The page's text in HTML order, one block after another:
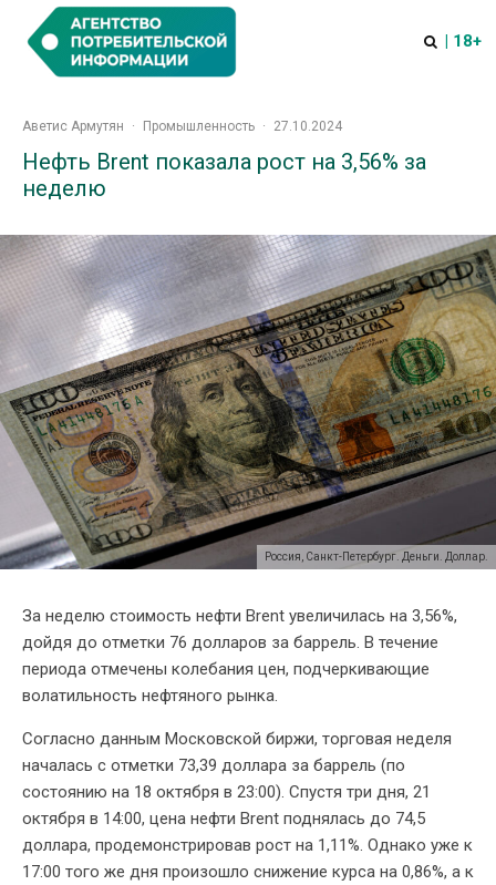
| 18+
Аветис Армутян · Промышленность · 27.10.2024
Нефть Brent показала рост на 3,56% за
неделю
Россия, Санкт-Петербург. Деньги. Доллар.
За неделю стоимость нефти Brent увеличилась на 3,56%,
дойдя до отметки 76 долларов за баррель. В течение
периода отмечены колебания цен, подчеркивающие
волатильность нефтяного рынка.
Согласно данным Московской биржи, торговая неделя
началась с отметки 73,39 доллара за баррель (по
состоянию на 18 октября в 23:00). Спустя три дня, 21
октября в 14:00, цена нефти Brent поднялась до 74,5
доллара, продемонстрировав рост на 1,11%. Однако уже к
17:00 того же дня произошло снижение курса на 0,86%, а к